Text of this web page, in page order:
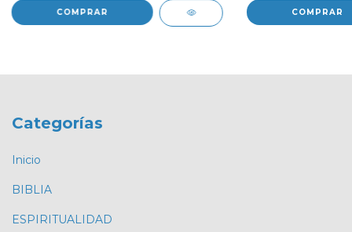
Categorías
Inicio
BIBLIA
ESPIRITUALIDAD